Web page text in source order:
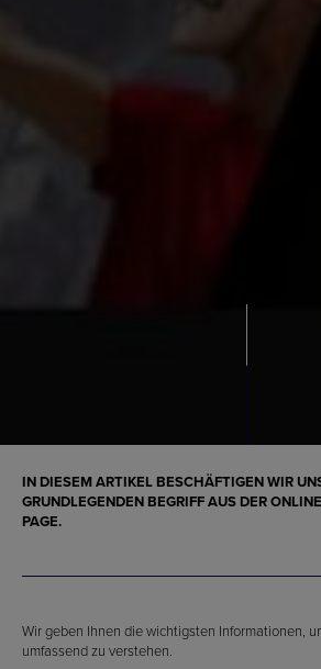
IN DIESEM ARTIKEL BESCHÄFTIGEN WIR
GRUNDLEGENDEN BEGRIFF AUS DER
PAGE.
Wir geben Ihnen die wichtigsten Informationen,
umfassend zu verstehen.